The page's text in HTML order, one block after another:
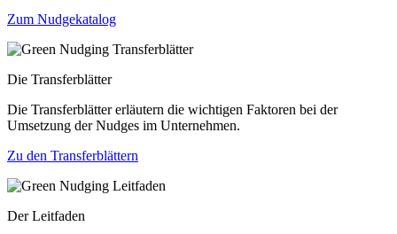
Zum Nudgekatalog
Die Transferblätter
Die Transferblätter erläutern die wichtigen Faktoren bei der
Umsetzung der Nudges im Unternehmen.
Zu den Transferblättern
Der Leitfaden